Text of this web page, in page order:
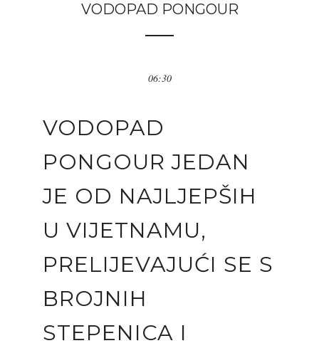
VODOPAD PONGOUR
06:30
VODOPAD
PONGOUR JEDAN
JE OD NAJLJEPŠIH
U VIJETNAMU,
PRELIJEVAJUĆI SE S
BROJNIH
STEPENICA I